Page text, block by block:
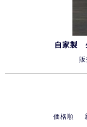
自家製
販
価格順